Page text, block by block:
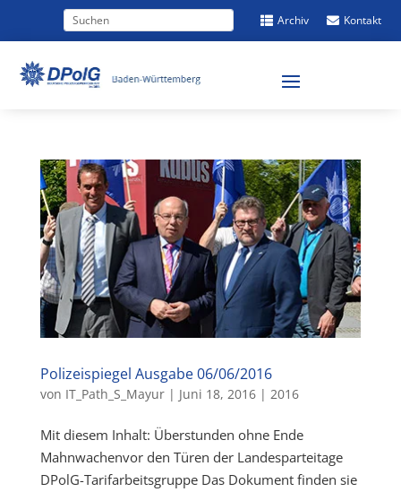
 Kontakt
 Archiv
Polizeispiegel Ausgabe 06/06/2016
von IT_Path_S_Mayur| Juni 18, 2016| 2016
Mit diesem Inhalt: Überstunden ohne Ende
Mahnwachenvor den Türen der Landesparteitage
DPolG-Tarifarbeitsgruppe Das Dokument finden sie